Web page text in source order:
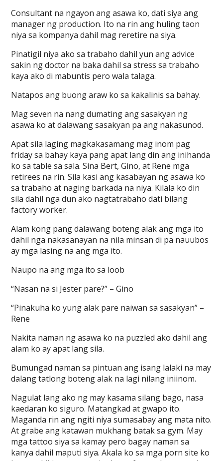
Consultant na ngayon ang asawa ko, dati siya ang
manager ng production. Ito na rin ang huling taon
niya sa kompanya dahil mag reretire na siya.
Pinatigil niya ako sa trabaho dahil yun ang advice
sakin ng doctor na baka dahil sa stress sa trabaho
kaya ako di mabuntis pero wala talaga.
Natapos ang buong araw ko sa kakalinis sa bahay.
Mag seven na nang dumating ang sasakyan ng
asawa ko at dalawang sasakyan pa ang nakasunod.
Apat sila laging magkakasamang mag inom pag
friday sa bahay kaya pang apat lang din ang inihanda
ko sa table sa sala. Sina Bert, Gino, at Rene mga
retirees na rin. Sila kasi ang kasabayan ng asawa ko
sa trabaho at naging barkada na niya. Kilala ko din
sila dahil nga dun ako nagtatrabaho dati bilang
factory worker.
Alam kong pang dalawang boteng alak ang mga ito
dahil nga nakasanayan na nila minsan di pa nauubos
ay mga lasing na ang mga ito.
Naupo na ang mga ito sa loob
“Nasan na si Jester pare?” – Gino
“Pinakuha ko yung alak pare naiwan sa sasakyan” –
Rene
Nakita naman ng asawa ko na puzzled ako dahil ang
alam ko ay apat lang sila.
Bumungad naman sa pintuan ang isang lalaki na may
dalang tatlong boteng alak na lagi nilang iniinom.
Nagulat lang ako ng may kasama silang bago, nasa
kaedaran ko siguro. Matangkad at gwapo ito.
Maganda rin ang ngiti niya sumasabay ang mata nito.
At grabe ang katawan mukhang batak sa gym. May
mga tattoo siya sa kamay pero bagay naman sa
kanya dahil maputi siya. Akala ko sa mga porn site ko